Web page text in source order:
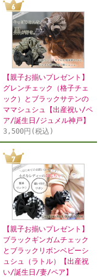
【親子お揃いプレゼント】
グレンチェック（格子チェ
ック）とブラックサテンの
ママシュシュ【出産祝い/ペ
ア/誕生日/ジュメル神戸】
3,500円(税込)
【親子お揃いプレゼント】
ブラックギンガムチェック
とブラックリボンベビーシ
ュシュ（ラトル）【出産祝
い/誕生日/妻/ペア】